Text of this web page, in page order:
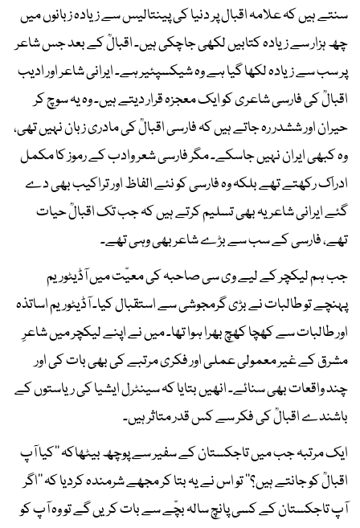
سنتے ہیں کہ علامہ اقبال پر دنیا کی پینتالیس سے زیادہ زبانوں میں
چھ ہزار سے زیادہ کتابیں لکھی جاچکی ہیں۔ اقبالؒ کے بعد جس شاعر
پر سب سے زیادہ لکھا گیا ہے وہ شیکسپئیر ہے۔ ایرانی شاعر اور ادیب
اقبالؒ کی فارسی شاعری کو ایک معجزہ قرار دیتے ہیں۔ وہ یہ سوچ کر
حیران اور ششدر رہ جاتے ہیں کہ فارسی اقبالؒ کی مادری زبان نہیں تھی،
وہ کبھی ایران نہیں جاسکے۔ مگر فارسی شعر وادب کے رموز کا مکمل
ادراک رکھتے تھے بلکہ وہ فارسی کو نئے الفاظ اور تراکیب بھی دے
گئے ایرانی شاعر یہ بھی تسلیم کرتے ہیں کہ جب تک اقبالؒ حیات
تھے، فارسی کے سب سے بڑے شاعر بھی وہی تھے۔
جب ہم لیکچر کے لیے وی سی صاحبہ کی معیّت میں آڈیٹوریم
پہنچے تو طالبات نے بڑی گرمجوشی سے استقبال کیا۔ آڈیٹوریم اساتذہ
اور طالبات سے کھچا کھچ بھرا ہوا تھا۔ میں نے اپنے لیکچر میں شاعرِ
مشرق کے غیر معمولی عملی اور فکری مرتبے کی بھی بات کی اور
چند واقعات بھی سنائے۔ انھیں بتایا کہ سینٹرل ایشیا کی ریاستوں کے
باشندے اقبالؒ کی فکر سے کس قدر متاثر ہیں۔
ایک مرتبہ جب میں تاجکستان کے سفیر سے پوچھ بیٹھاکہ ’’کیا آپ
اقبالؒ کو جانتے ہیں؟‘‘ تو اس نے یہ بتا کر مجھے شرمندہ کردیا کہ ’’اگر
آپ تاجکستان کے کسی پانچ سالہ بچّے سے بات کریں گے تو وہ آپ کو